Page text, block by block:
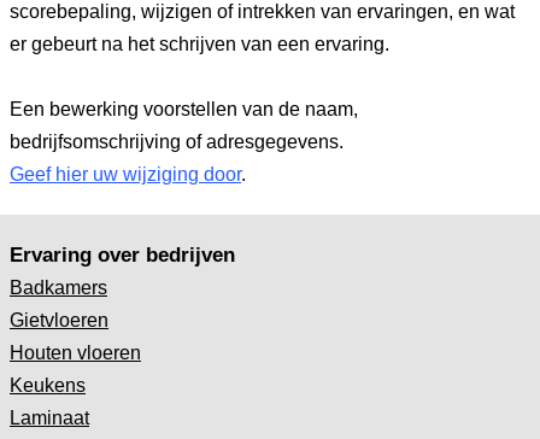
scorebepaling, wijzigen of intrekken van ervaringen, en wat
er gebeurt na het schrijven van een ervaring.
Een bewerking voorstellen van de naam,
bedrijfsomschrijving of adresgegevens.
Geef hier uw wijziging door.
Ervaring over bedrijven
Badkamers
Gietvloeren
Houten vloeren
Keukens
Laminaat